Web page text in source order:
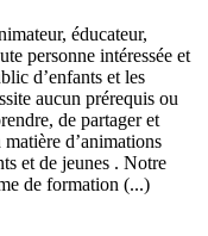
éducateur,
personne intéressée et
d’enfants et les
aucun prérequis ou
de partager et
d’animations
et de jeunes . Notre
de formation (...)